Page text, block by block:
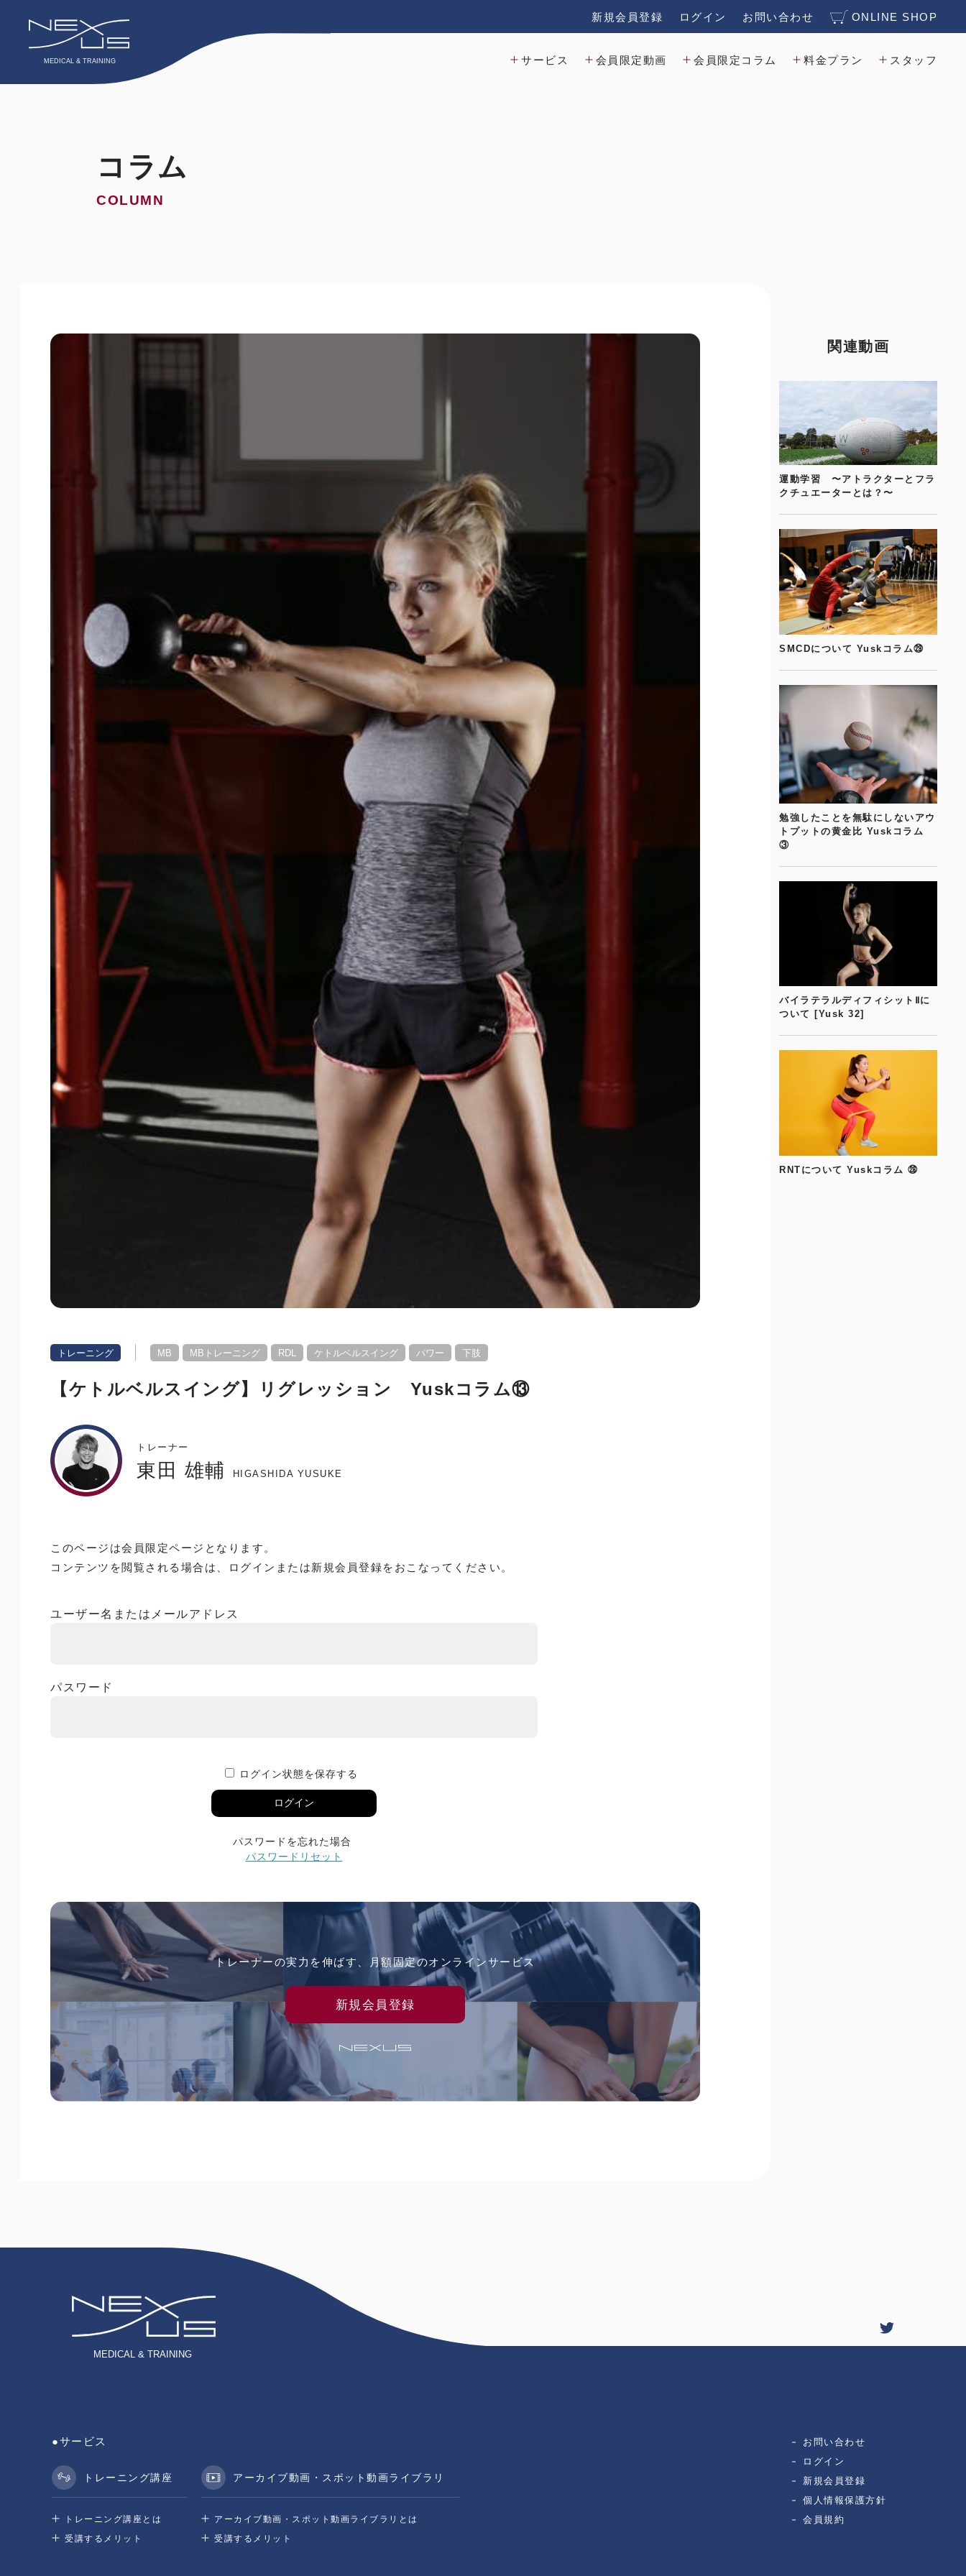
新規会員登録 ログイン お問い合わせ ONLINE SHOP
サービス 会員限定動画 会員限定コラム 料金プラン スタッフ
コラム
COLUMN
トレーニング MB MBトレーニング RDL ケトルベルスイング パワー 下肢
【ケトルベルスイング】リグレッション Yuskコラム⑬
トレーナー
東田 雄輔 HIGASHIDA YUSUKE
このページは会員限定ページとなります。
コンテンツを閲覧される場合は、ログインまたは新規会員登録をおこなってください。
ユーザー名またはメールアドレス
パスワード
ログイン状態を保存する
パスワードを忘れた場合
パスワードリセット
トレーナーの実力を伸ばす、 月額固定のオンラインサービス
新規会員登録
関連動画
運動学習 〜アトラクターとフラ
クチュエーターとは？〜
SMCDについて Yuskコラム㉙
勉強したことを無駄にしないアウ
トプットの黄金比 Yuskコラム
③
バイラテラルディフィシットⅡに
ついて [Yusk 32]
RNTについて Yuskコラム ㉘
●サービス
トレーニング講座
トレーニング講座とは
受講するメリット
アーカイブ動画・ スポット動画ライブラリ
アーカイブ動画・ スポット動画ライブラリとは
受講するメリット
お問い合わせ
ログイン
新規会員登録
個人情報保護方針
会員規約